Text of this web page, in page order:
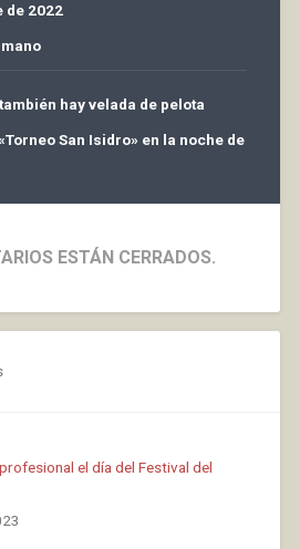
de 2022
hay velada de pelota
San Isidro» en la noche de
ESTÁN CERRADOS.
el día del Festival del